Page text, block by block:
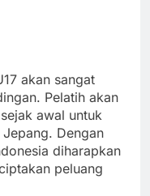
akan sangat
Pelatih akan
awal untuk
Dengan
diharapkan
peluang